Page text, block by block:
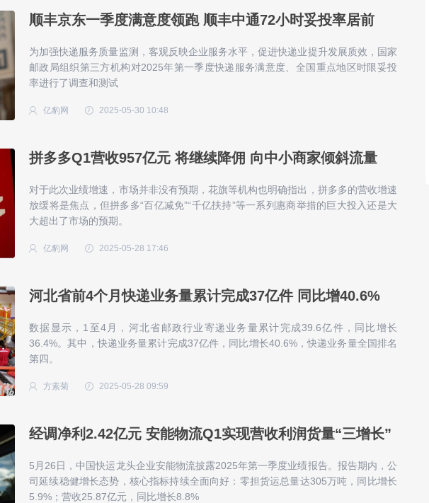
顺丰京东一季度满意度领跑 顺丰中通72小时妥投率居前
为加强快递服务质量监测，客观反映企业服务水平，促进快递业提升发展质效，国家
邮政局组织第三方机构对2025年第一季度快递服务满意度、全国重点地区时限妥投
率进行了调查和测试
亿豹网 2025-05-30 10:48
拼多多Q1营收957亿元 将继续降佣 向中小商家倾斜流量
对于此次业绩增速，市场并非没有预期，花旗等机构也明确指出，拼多多的营收增速
放缓将是焦点，但拼多多“百亿减免”“千亿扶持”等一系列惠商举措的巨大投入还是大
大超出了市场的预期。
亿豹网 2025-05-28 17:46
河北省前4个月快递业务量累计完成37亿件 同比增40.6%
数据显示，1至4月，河北省邮政行业寄递业务量累计完成39.6亿件，同比增长
36.4%。其中，快递业务量累计完成37亿件，同比增长40.6%，快递业务量全国排名
第四。
方素菊 2025-05-28 09:59
经调净利2.42亿元 安能物流Q1实现营收利润货量“三增长”
5月26日，中国快运龙头企业安能物流披露2025年第一季度业绩报告。报告期内，公
司延续稳健增长态势，核心指标持续全面向好：零担货运总量达305万吨，同比增长
5.9%；营收25.87亿元，同比增长8.8%